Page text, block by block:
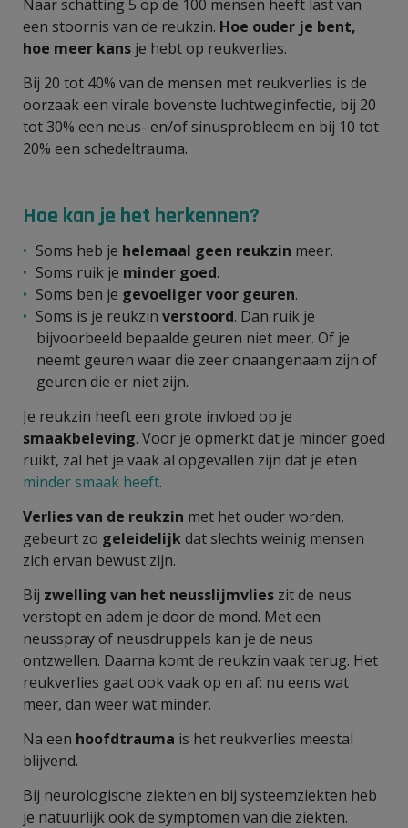
Naar schatting 5 op de 100 mensen heeft last van
een stoornis van de reukzin. Hoe ouder je bent,
hoe meer kans je hebt op reukverlies.
Bij 20 tot 40% van de mensen met reukverlies is de
oorzaak een virale bovenste luchtweginfectie, bij 20
tot 30% een neus- en/of sinusprobleem en bij 10 tot
20% een schedeltrauma.
Hoe kan je het herkennen?
Soms heb je helemaal geen reukzin meer.
Soms ruik je minder goed.
Soms ben je gevoeliger voor geuren.
Soms is je reukzin verstoord. Dan ruik je
bijvoorbeeld bepaalde geuren niet meer. Of je
neemt geuren waar die zeer onaangenaam zijn of
geuren die er niet zijn.
Je reukzin heeft een grote invloed op je
smaakbeleving. Voor je opmerkt dat je minder goed
ruikt, zal het je vaak al opgevallen zijn dat je eten
minder smaak heeft.
Verlies van de reukzin met het ouder worden,
gebeurt zo geleidelijkdat slechts weinig mensen
zich ervan bewust zijn.
Bij zwelling van het neusslijmvlies zit de neus
verstopt en adem je door de mond. Met een
neusspray of neusdruppels kan je de neus
ontzwellen. Daarna komt de reukzin vaak terug. Het
reukverlies gaat ook vaak op en af: nu eens wat
meer, dan weer wat minder.
Na een hoofdtrauma is het reukverlies meestal
blijvend.
Bij neurologische ziekten en bij systeemziekten heb
je natuurlijk ook de symptomen van die ziekten.